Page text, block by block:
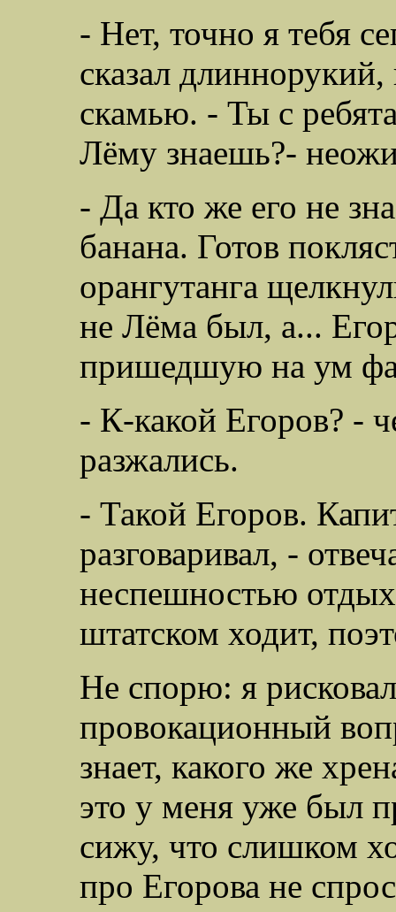
- Нет, точно я тебя
сказал
скамью. - Ты с
Лёму знаешь?-
- Да кто же его не
банана. Готов
орангутанга
не Лёма был, а...
пришедшую на ум
- К-какой Егоров? -
разжались.
- Такой Егоров.
разговаривал, -
неспешностью
штатском ходит,
Не спорю: я
провокационный
знает, какого же
это у меня уже был
сижу, что слишком
про Егорова не